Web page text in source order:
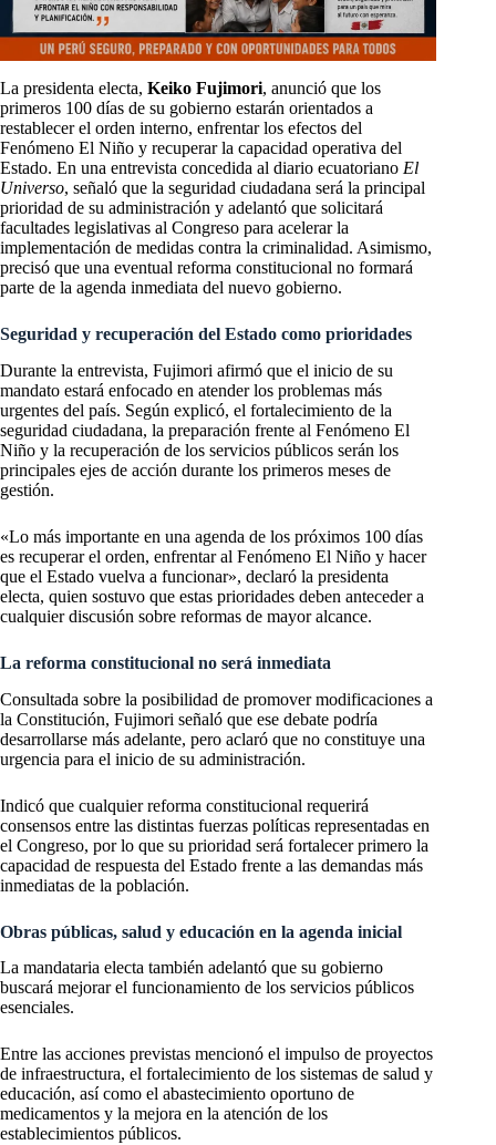
La presidenta electa, Keiko Fujimori, anunció que los
primeros 100 días de su gobierno estarán orientados a
restablecer el orden interno, enfrentar los efectos del
Fenómeno El Niño y recuperar la capacidad operativa del
Estado. En una entrevista concedida al diario ecuatoriano El
Universo, señaló que la seguridad ciudadana será la principal
prioridad de su administración y adelantó que solicitará
facultades legislativas al Congreso para acelerar la
implementación de medidas contra la criminalidad. Asimismo,
precisó que una eventual reforma constitucional no formará
parte de la agenda inmediata del nuevo gobierno.
Seguridad y recuperación del Estado como prioridades
Durante la entrevista, Fujimori afirmó que el inicio de su
mandato estará enfocado en atender los problemas más
urgentes del país. Según explicó, el fortalecimiento de la
seguridad ciudadana, la preparación frente al Fenómeno El
Niño y la recuperación de los servicios públicos serán los
principales ejes de acción durante los primeros meses de
gestión.
«Lo más importante en una agenda de los próximos 100 días
es recuperar el orden, enfrentar al Fenómeno El Niño y hacer
que el Estado vuelva a funcionar», declaró la presidenta
electa, quien sostuvo que estas prioridades deben anteceder a
cualquier discusión sobre reformas de mayor alcance.
La reforma constitucional no será inmediata
Consultada sobre la posibilidad de promover modificaciones a
la Constitución, Fujimori señaló que ese debate podría
desarrollarse más adelante, pero aclaró que no constituye una
urgencia para el inicio de su administración.
Indicó que cualquier reforma constitucional requerirá
consensos entre las distintas fuerzas políticas representadas en
el Congreso, por lo que su prioridad será fortalecer primero la
capacidad de respuesta del Estado frente a las demandas más
inmediatas de la población.
Obras públicas, salud y educación en la agenda inicial
La mandataria electa también adelantó que su gobierno
buscará mejorar el funcionamiento de los servicios públicos
esenciales.
Entre las acciones previstas mencionó el impulso de proyectos
de infraestructura, el fortalecimiento de los sistemas de salud y
educación, así como el abastecimiento oportuno de
medicamentos y la mejora en la atención de los
establecimientos públicos.